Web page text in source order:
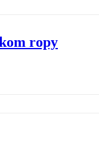
ropy